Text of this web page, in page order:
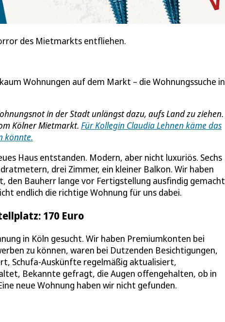
des Mietmarkts entfliehen.
Wohnungen auf dem Markt – die Wohnungssuche in
in der Stadt unlängst dazu, aufs Land zu ziehen.
Kölner Mietmarkt. Für Kollegin Claudia Lehnen käme das
könnte.
Haus entstanden. Modern, aber nicht luxuriös. Sechs
drei Zimmer, ein kleiner Balkon. Wir haben
den Bauherr lange vor Fertigstellung ausfindig gemacht
endlich die richtige Wohnung für uns dabei.
170 Euro
in Köln gesucht. Wir haben Premiumkonten bei
zu können, waren bei Dutzenden Besichtigungen,
Schufa-Auskünfte regelmäßig aktualisiert,
Bekannte gefragt, die Augen offengehalten, ob in
neue Wohnung haben wir nicht gefunden.